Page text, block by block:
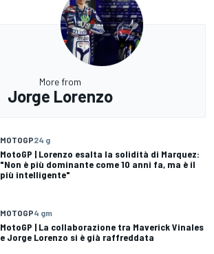
More from
Jorge Lorenzo
MOTOGP24 g
MotoGP | Lorenzo esalta la solidità di Marquez:
"Non è più dominante come 10 anni fa, ma è il
più intelligente"
MOTOGP4 gm
MotoGP | La collaborazione tra Maverick Vinales
e Jorge Lorenzo si è già raffreddata